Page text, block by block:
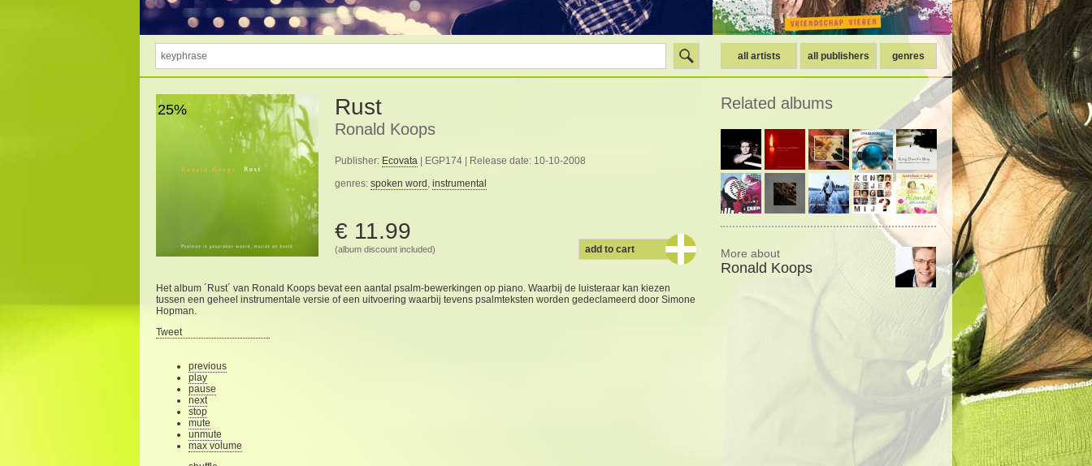
all artists all publishers genres
25% Rust
Ronald Koops
Publisher: Ecovata | EGP174 | Release date: 10-10-2008
genres: spoken word , instrumental
€ 11.99
(album discount included) add to cart
Het album ´Rust´ van Ronald Koops bevat een aantal psalm-bewerkingen op piano. Waarbij de luisteraar kan kiezen
tussen een geheel instrumentale versie of een uitvoering waarbij tevens psalmteksten worden gedeclameerd door Simone
Hopman.
Tweet
previous
play
pause
next
stop
mute
unmute
max volume
Related albums
More about
Ronald Koops